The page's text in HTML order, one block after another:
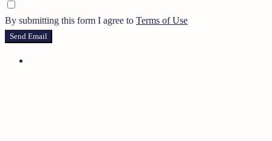
By submitting this form I agree to Terms of Use
Send Email